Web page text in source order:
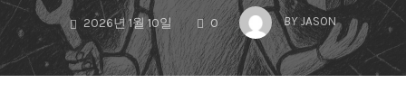
2026년 1월 10일 0
COMMENTS
BY JASON